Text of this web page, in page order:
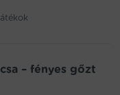
– fényes gőzt